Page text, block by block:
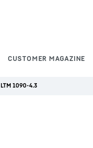
CUSTOMER MAGAZINE
LTM 1090-4.3